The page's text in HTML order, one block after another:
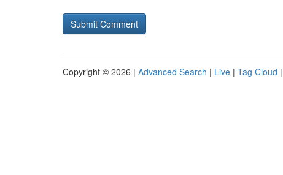
Copyright © 2026 | Advanced Search | Live | Tag Cloud |